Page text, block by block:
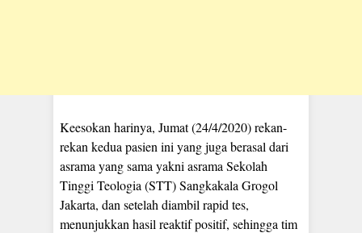
Keesokan harinya, Jumat (24/4/2020) rekan-
rekan kedua pasien ini yang juga berasal dari
asrama yang sama yakni asrama Sekolah
Tinggi Teologia (STT) Sangkakala Grogol
Jakarta, dan setelah diambil rapid tes,
menunjukkan hasil reaktif positif, sehingga tim